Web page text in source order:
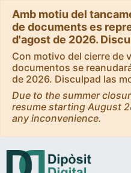
Amb motiu del
de documents es
d'agost de 2026.
Con motivo del cierre de
documentos se
de 2026. Disculpad las
Due to the summer
resume starting August
any inconvenience.